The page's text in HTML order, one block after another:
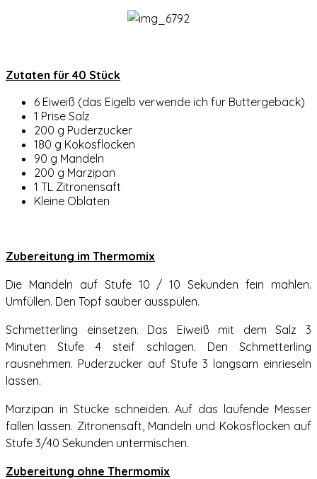
Zutaten für 40 Stück
6 Eiweiß (das Eigelb verwende ich für Buttergebäck)
1 Prise Salz
200 g Puderzucker
180 g Kokosflocken
90 g Mandeln
200 g Marzipan
1 TL Zitronensaft
Kleine Oblaten
Zubereitung im Thermomix
Die Mandeln auf Stufe 10 / 10 Sekunden fein mahlen.
Umfüllen. Den Topf sauber ausspülen.
Schmetterling einsetzen. Das Eiweiß mit dem Salz 3
Minuten Stufe 4 steif schlagen. Den Schmetterling
rausnehmen. Puderzucker auf Stufe 3 langsam einrieseln
lassen.
Marzipan in Stücke schneiden. Auf das laufende Messer
fallen lassen. Zitronensaft, Mandeln und Kokosflocken auf
Stufe 3/40 Sekunden untermischen.
Zubereitung ohne Thermomix